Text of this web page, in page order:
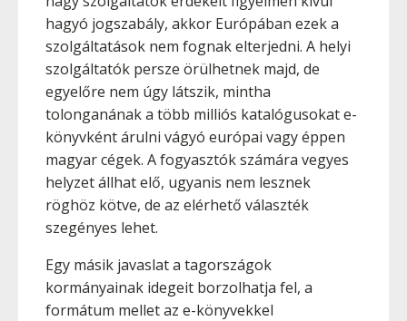
hagyó jogszabály, akkor Európában ezek a
szolgáltatások nem fognak elterjedni. A helyi
szolgáltatók persze örülhetnek majd, de
egyelőre nem úgy látszik, mintha
tolonganának a több milliós katalógusokat e-
könyvként árulni vágyó európai vagy éppen
magyar cégek. A fogyasztók számára vegyes
helyzet állhat elő, ugyanis nem lesznek
röghöz kötve, de az elérhető választék
szegényes lehet.
Egy másik javaslat a tagországok
kormányainak idegeit borzolhatja fel, a
formátum mellet az e-könyvekkel